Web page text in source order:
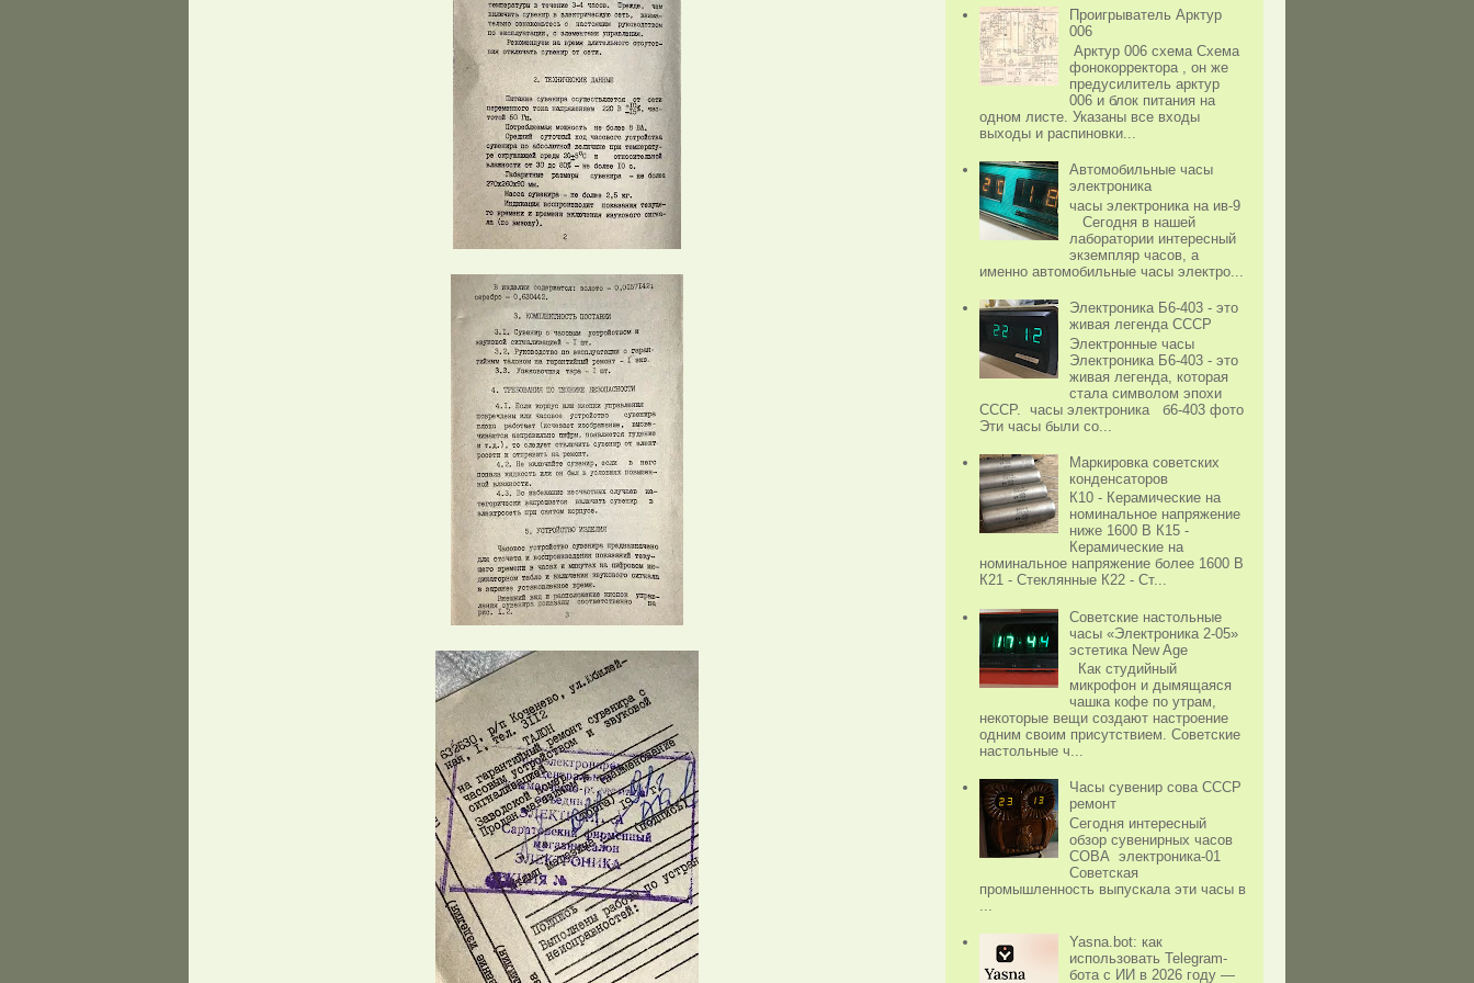
Проигрыватель Арктур
006
Арктур 006 схема Схема
фонокорректора , он же
предусилитель арктур
006 и блок питания на
одном листе. Указаны все входы
выходы и распиновки...
Автомобильные часы
электроника
часы электроника на ив-9
Сегодня в нашей
лаборатории интересный
экземпляр часов, а
именно автомобильные часы электро...
Электроника Б6-403 - это
живая легенда СССР
Электронные часы
Электроника Б6-403 - это
живая легенда, которая
стала символом эпохи
СССР. часы электроника б6-403 фото
Эти часы были со...
Маркировка советских
конденсаторов
К10 - Керамические на
номинальное напряжение
ниже 1600 В К15 -
Керамические на
номинальное напряжение более 1600 В
К21 - Стеклянные К22 - Ст...
Советские настольные
часы «Электроника 2-05»
эстетика New Age
Как студийный
микрофон и дымящаяся
чашка кофе по утрам,
некоторые вещи создают настроение
одним своим присутствием. Советские
настольные ч...
Часы сувенир сова СССР
ремонт
Сегодня интересный
обзор сувенирных часов
СОВА электроника-01
Советская
промышленность выпускала эти часы в
Yasna.bot: как
использовать Telegram-
бота с ИИ в 2026 году —